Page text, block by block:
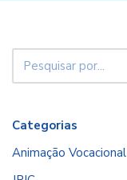
Categorias
Animação Vocacional